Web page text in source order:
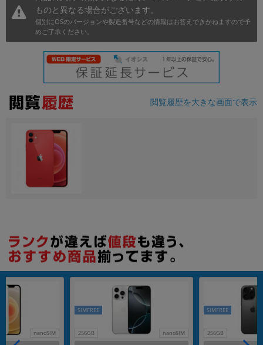
ものと異なる場合がございます。
個別にOSのバージョンや製造番号などの情報はお答えできかねますので予
めご了承ください。
閲覧履歴を大きな画面で表示
nanoSIM 256GB nanoSIM
SIMFREE
256GB
SIMFREE
年 月 まで
各項目のチェックボックスは「or検索」となります。
ただし機能別のみ「and検索」となります。